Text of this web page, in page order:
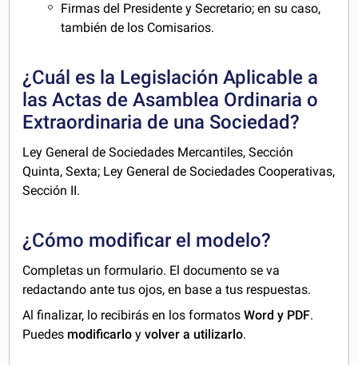
Firmas del Presidente y Secretario; en su caso,
también de los Comisarios.
¿Cuál es la Legislación Aplicable a
las Actas de Asamblea Ordinaria o
Extraordinaria de una Sociedad?
Ley General de Sociedades Mercantiles, Sección
Quinta, Sexta; Ley General de Sociedades Cooperativas,
Sección II.
¿Cómo modificar el modelo?
Completas un formulario. El documento se va
redactando ante tus ojos, en base a tus respuestas.
Al finalizar, lo recibirás en los formatosWord y PDF.
Puedes modificarlo yvolver a utilizarlo.